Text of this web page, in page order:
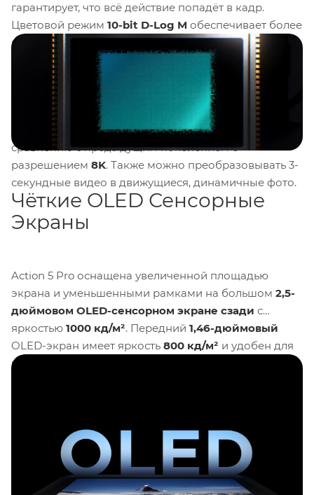
гарантирует, что всё действие попадёт в кадр.
Цветовой режим 10-bit D-Log M обеспечивает более
миллиарда цветов и широкий динамический
диапазон
13,5 стопов
для яркого видео. Также
доступен режим
высококачественной съёмки при слабом
освещении. Фото на Action 5 Pro обладают
примерно в
4 раза большей чёткостью
сравнению с предыдущим поколением с
разрешением 8K. Также можно преобразовывать 3-
секундные видео в движущиеся, динамичные фото.
Чёткие OLED Сенсорные
Экраны
Action 5 Pro оснащена увеличенной площадью
экрана и уменьшенными рамками на большом 2,5-
дюймовом OLED-сенсорном экране сзади с
яркостью 1000 кд/м². Передний 1,46-дюймовый
OLED-экран имеет яркость 800 кд/м² и удобен для
видеоблогов и селфи, поддерживая общие функции
видео. При переключении камеры между
горизонтальной и вертикальной ориентациями
пользовательский интерфейс адаптируется
соответствующим образом. Экраны достаточно